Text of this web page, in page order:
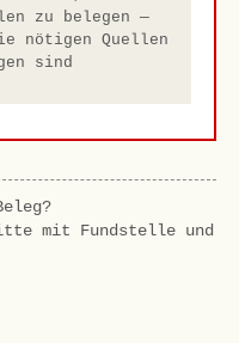
zu belegen —
nötigen Quellen
sind
mit Fundstelle und